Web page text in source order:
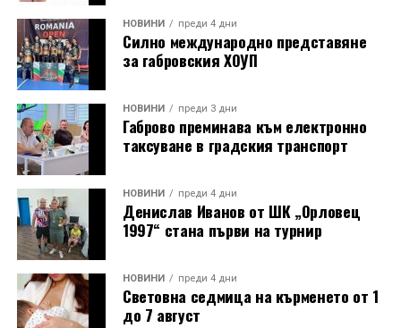
НОВИНИ преди 4 дни
Силно международно представяне
за габровския ХОУП
НОВИНИ преди 3 дни
Габрово преминава към електронно
таксуване в градския транспорт
НОВИНИ преди 4 дни
Денислав Иванов от ШК „Орловец
1997“ стана първи на турнир
НОВИНИ преди 4 дни
Световна седмица на кърменето от 1
до 7 август